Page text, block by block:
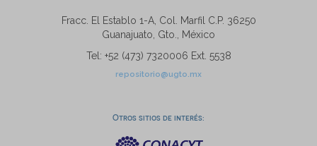
Fracc. El Establo 1-A, Col. Marfil C.P. 36250
Guanajuato, Gto., México
Tel: +52 (473) 7320006 Ext. 5538
repositorio@ugto.mx
Otros sitios de interés: